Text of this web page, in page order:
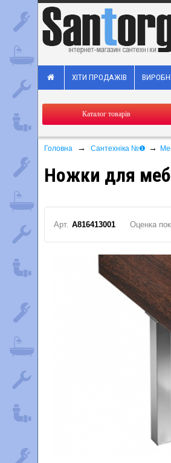
ХІТИ ПРОДАЖІВ
Каталог товарів
Головна → Сантехніка №❶ →
Ножки для
Арт. A816413001 Оценка